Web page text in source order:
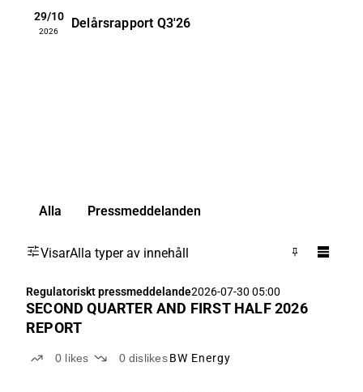
29/10
2026
Delårsrapport Q3'26
Alla Pressmeddelanden
VisarAlla typer av innehåll
Regulatoriskt pressmeddelande2026-07-30 05:00
SECOND QUARTER AND FIRST HALF 2026
REPORT
0 likes 0 dislikes BW Energy